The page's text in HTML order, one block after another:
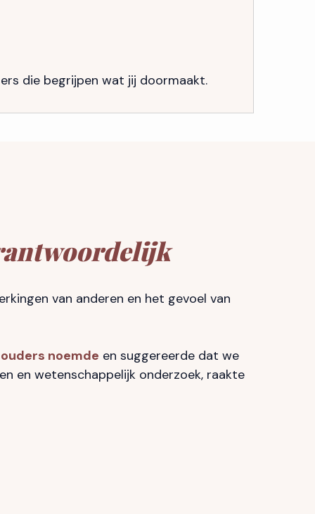
die begrijpen wat jij doormaakt.
van anderen en het gevoel van
noemde en suggereerde dat we
en wetenschappelijk onderzoek, raakte